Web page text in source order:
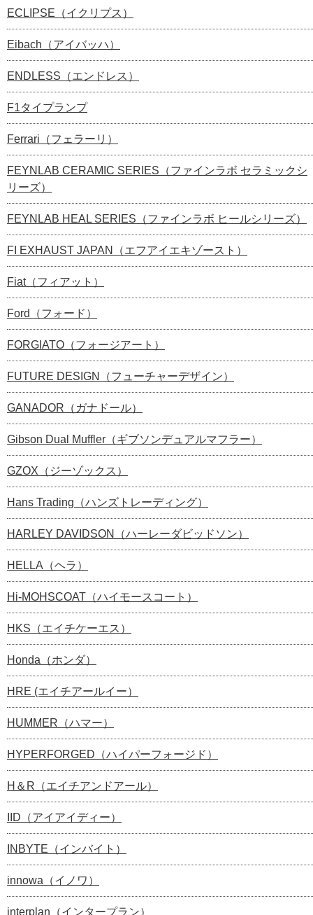
ECLIPSE（イクリプス）
Eibach（アイバッハ）
ENDLESS（エンドレス）
F1タイプランプ
Ferrari（フェラーリ）
FEYNLAB CERAMIC SERIES（ファインラボ セラミックシ
リーズ）
FEYNLAB HEAL SERIES（ファインラボ ヒールシリーズ）
FI EXHAUST JAPAN（エフアイエキゾースト）
Fiat（フィアット）
Ford（フォード）
FORGIATO（フォージアート）
FUTURE DESIGN（フューチャーデザイン）
GANADOR（ガナドール）
Gibson Dual Muffler（ギブソンデュアルマフラー）
GZOX（ジーゾックス）
Hans Trading（ハンズトレーディング）
HARLEY DAVIDSON（ハーレーダビッドソン）
HELLA（ヘラ）
Hi-MOHSCOAT（ハイモースコート）
HKS（エイチケーエス）
Honda（ホンダ）
HRE (エイチアールイー）
HUMMER（ハマー）
HYPERFORGED（ハイパーフォージド）
H＆R（エイチアンドアール）
IID（アイアイディー）
INBYTE（インバイト）
innowa（イノワ）
interplan（インタープラン）